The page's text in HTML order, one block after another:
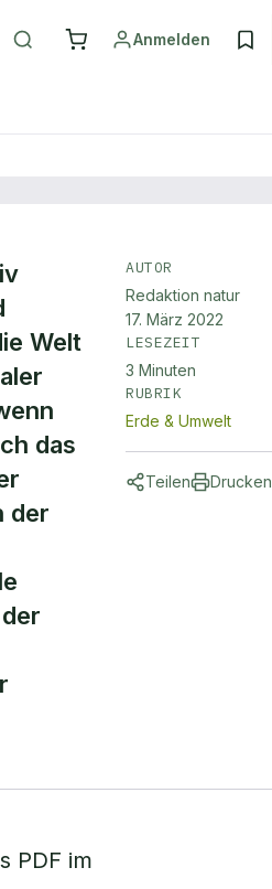
Anmelden
Welt
das
der
AUTOR
Redaktion natur
17. März 2022
LESEZEIT
3 Minuten
RUBRIK
Erde & Umwelt
Teilen Drucken
PDF im